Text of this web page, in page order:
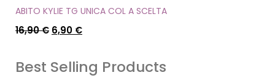
ABITO KYLIE TG UNICA COL A SCELTA
16,90€ 6,90 €
Best Selling Products